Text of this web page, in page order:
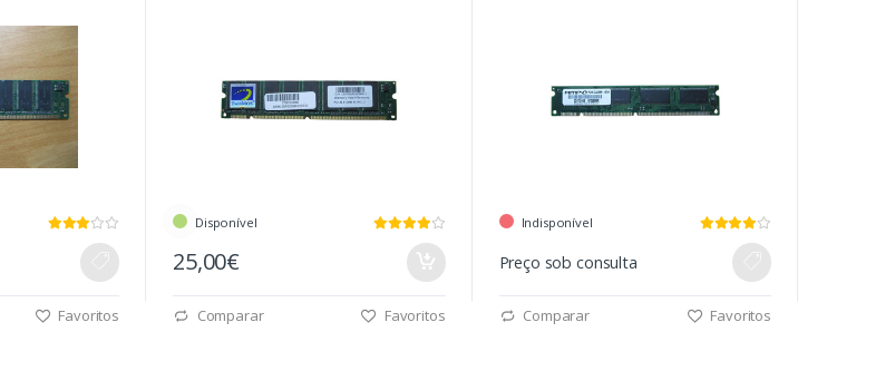
Favoritos
Disponível
25,00€
Comparar Favoritos
Indisponível
Preço sob consulta
Comparar Favoritos